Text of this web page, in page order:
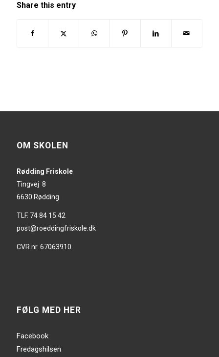
Share this entry
OM SKOLEN
Rødding Friskole
Tingvej 8
6630 Rødding
TLF. 74 84 15 42
post@roeddingfriskole.dk
CVR nr. 67063910
FØLG MED HER
Facebook
Fredagshilsen